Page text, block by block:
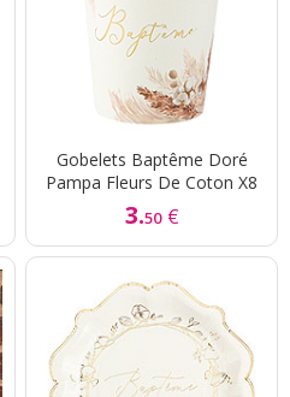
Gobelets Baptême Doré
Pampa Fleurs De Coton X8
3.50 €